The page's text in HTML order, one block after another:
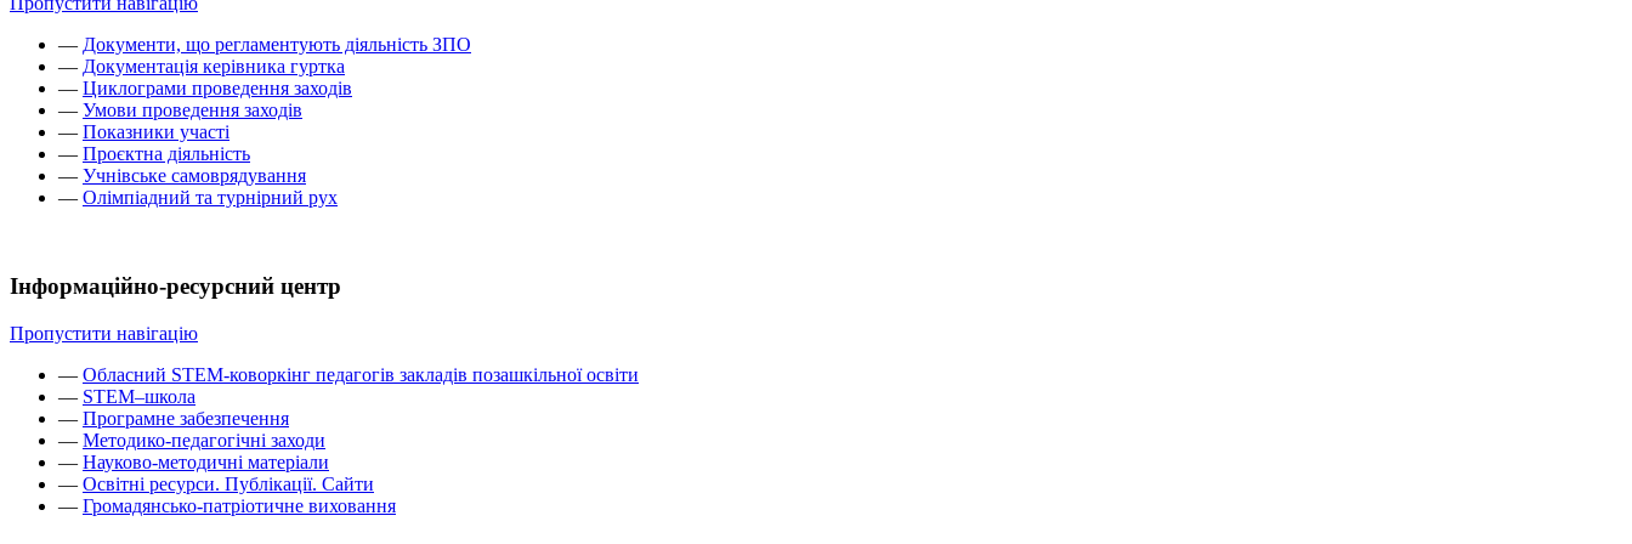
— Документи, що регламентують діяльність ЗПО
— Документація керівника гуртка
— Циклограми проведення заходів
— Умови проведення заходів
— Показники участі
— Проєктна діяльність
— Учнівське самоврядування
— Олімпіадний та турнірний рух
Інформаційно-ресурсний центр
Пропустити навігацію
— Обласний STEM-коворкінг педагогів закладів позашкільної освіти
— STEM–школа
— Програмне забезпечення
— Методико-педагогічні заходи
— Науково-методичні матеріали
— Освітні ресурси. Публікації. Сайти
— Громадянсько-патріотичне виховання